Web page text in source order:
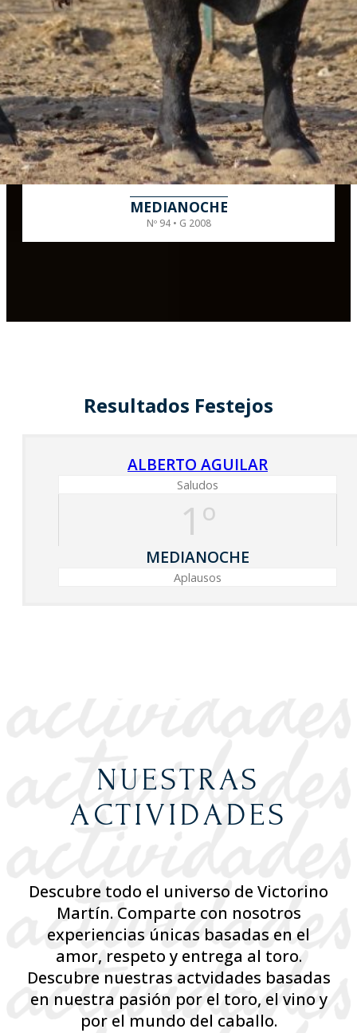
MEDIANOCHE
Nº 94 • G 2008
Resultados Festejos
ALBERTO AGUILAR
Saludos
1º
Aplausos
MEDIANOCHE
NUESTRAS
ACTIVIDADES
Descubre todo el universo de Victorino
Martín. Comparte con nosotros
experiencias únicas basadas en el
amor, respeto y entrega al toro.
Descubre nuestras actvidades basadas
en nuestra pasión por el toro, el vino y
por el mundo del caballo.